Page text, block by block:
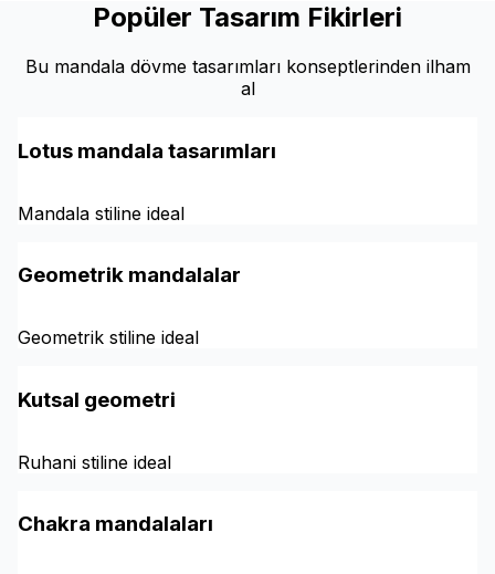
Popüler Tasarım Fikirleri
Bu mandala dövme tasarımları konseptlerinden ilham
al
Lotus mandala tasarımları
Mandala stiline ideal
Geometrik mandalalar
Geometrik stiline ideal
Kutsal geometri
Ruhani stiline ideal
Chakra mandalaları